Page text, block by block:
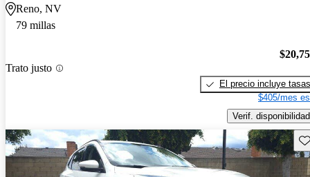
Reno, NV
79 millas
Trato justo
El precio incluye tasas
$405/mes
Verif. disponibilidad